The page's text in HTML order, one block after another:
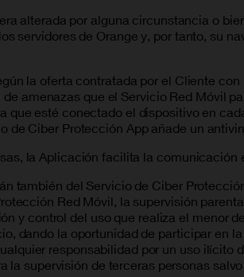
alterada por alguna circunstancia o
servidores de Orange y, por tanto, su
la oferta contratada por el Cliente
amenazas que el Servicio Red Móvil
esté conectado el dispositivo en
de Ciber Protección App añade un
la Aplicación facilita la
también del Servicio de Ciber
Red Móvil, la supervisión
y control del uso que realiza el menor
dando la oportunidad de participar en
responsabilidad por un uso
la supervisión de terceras personas